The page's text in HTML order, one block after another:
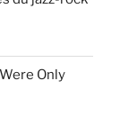
Only